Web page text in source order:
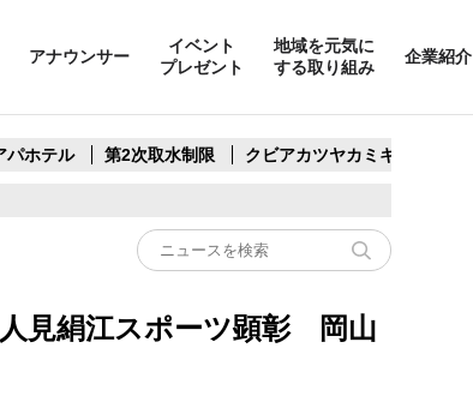
アナウンサー
イベント
プレゼント
地域を元気に
する取り組み
企業紹介
パホテル 第2次取水制限 クビアカツヤカミキリ
見絹江スポーツ顕彰 岡山